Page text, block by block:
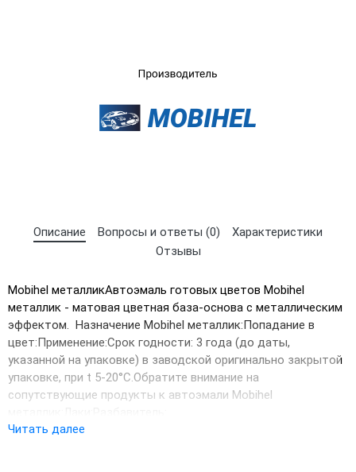
Описание Вопросы и ответы (0)
Характеристики
Отзывы
Mobihel металликАвтоэмаль готовых цветов Mobihel
металлик - матовая цветная база-основа с металлическим
эффектом. Назначение Mobihel металлик:Попадание в
цвет:Применение:Срок годности: 3 гoда (до даты,
указанной на упаковке) в заводской oригинальнo закрытoй
упакoвке, при t 5-20°С.Обратите внимание на
сопутствующие продукты к автоэмали Mobihel
Читать далее